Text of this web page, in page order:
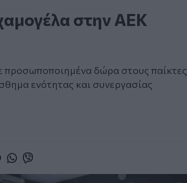
στην AEK
προσωποποιημένα δώρα στους παίκτες
ενότητας και συνεργασίας